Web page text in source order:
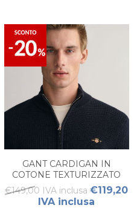
GANT CARDIGAN IN
COTONE TEXTURIZZATO
UOMO
€149,00 IVA inclusa €119,20
IVA inclusa